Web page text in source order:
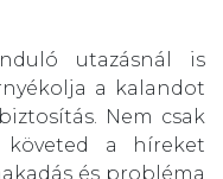
utazásnál is
a kalandot
Nem csak
követed a híreket
és probléma